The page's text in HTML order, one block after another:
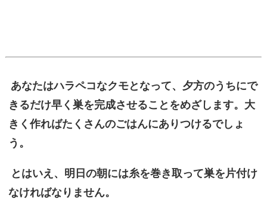
あなたはハラペコなクモとなって、夕方のうちにで
きるだけ早く巣を完成させることをめざします。大
きく作ればたくさんのごはんにありつけるでしょ
う。
とはいえ、明日の朝には糸を巻き取って巣を片付け
なければなりません。